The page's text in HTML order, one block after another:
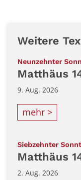
Weitere
Neunzehnter
Matthäus
9. Aug. 2026
mehr >
Siebzehnter
Matthäus
2. Aug. 2026